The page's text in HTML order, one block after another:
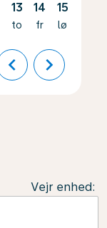
13
to
14
fr
15
lø
chevron_left chevron_right
Vejr enhed: